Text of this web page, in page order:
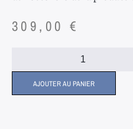
309,00 €
AJOUTER AU PANIER